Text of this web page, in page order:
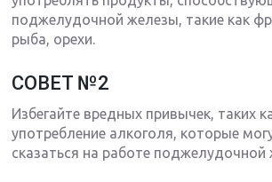
поджелудочной железы, такие как
рыба, орехи.
СОВЕТ №2
Избегайте вредных привычек, таких
употребление алкоголя, которые
сказаться на работе поджелудочной